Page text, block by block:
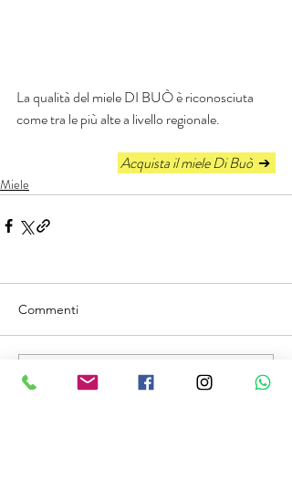
La qualità del miele DI BUÒ è riconosciuta
come tra le più alte a livello regionale.
Acquista il miele Di Buò ➔
Miele
Commenti
Scrivi un commento...